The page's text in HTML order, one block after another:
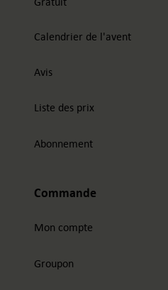
Calendrier de l'avent
Avis
Liste des prix
Abonnement
Commande
Mon compte
Groupon